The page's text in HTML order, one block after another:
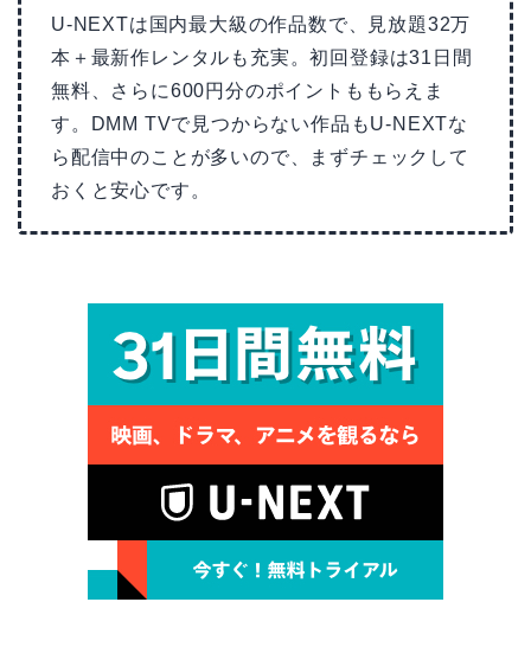
U-NEXTは国内最大級の作品数で、見放題32万
本＋最新作レンタルも充実。初回登録は31日間
無料、さらに600円分のポイントももらえま
す。DMM TVで見つからない作品もU-NEXTな
ら配信中のことが多いので、まずチェックして
おくと安心です。